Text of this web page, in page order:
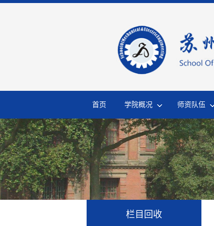
首页 学院概况 师资队伍
栏目回收